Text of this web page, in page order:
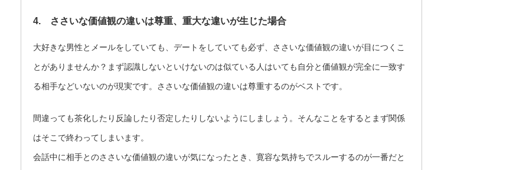
4. ささいな価値観の違いは尊重、重大な違いが生じた場合
大好きな男性とメールをしていても、デートをしていても必ず、ささいな価値観の違いが目につくこ
とがありませんか？まず認識しないといけないのは似ている人はいても自分と価値観が完全に一致す
る相手などいないのが現実です。ささいな価値観の違いは尊重するのがベストです。
間違っても茶化したり反論したり否定したりしないようにしましょう。そんなことをするとまず関係
はそこで終わってしまいます。
会話中に相手とのささいな価値観の違いが気になったとき、寛容な気持ちでスルーするのが一番だと